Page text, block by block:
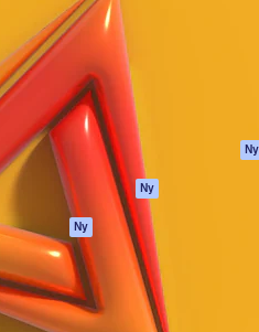
Spaces
AI-assistent
AI-bildgenerator
AI-videogenerator
AI-röstgenerator
Stock-innehåll
MCP för
Claude/ChatGPT
Ny
Agenter Ny
API
Mobilapp
Alla Magnific-
Ny